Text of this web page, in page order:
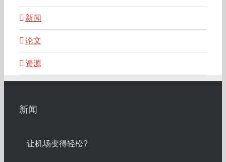
新闻
论文
资源
新闻
让机场变得轻松?